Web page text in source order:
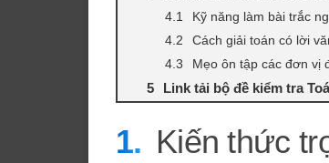
Kỹ năng làm bài trắc
Cách giải toán có lời
Mẹo ôn tập các đơn vị
Link tải bộ đề kiểm tra
Kiến thức